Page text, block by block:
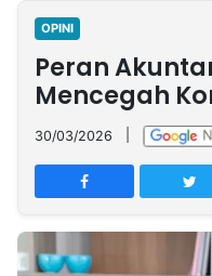
Nasional
International
Olahraga
Entertainment
Daerah
Pariwisata
Kuliner
Kolom
Network
PT
TREETAN
MULTIMEDIA
INDONESIA
OPINI
Peran
Mencegah
30/03/2026